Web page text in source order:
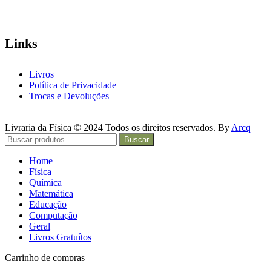
Links
Livros
Política de Privacidade
Trocas e Devoluções
Livraria da Física © 2024 Todos os direitos reservados. By Arcq
Buscar
Home
Física
Química
Matemática
Educação
Computação
Geral
Livros Gratuítos
Carrinho de compras